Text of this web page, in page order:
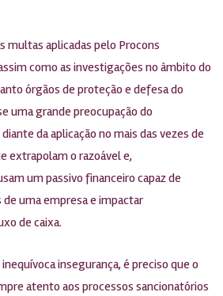
multas aplicadas pelo Procons
como as investigações no âmbito do
órgãos de proteção e defesa do
uma grande preocupação do
da aplicação no mais das vezes de
extrapolam o razoável e,
um passivo financeiro capaz de
uma empresa e impactar
de caixa.
insegurança, é preciso que o
atento aos processos sancionatórios